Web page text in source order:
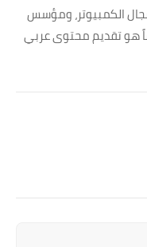
عـام في مجال الكمبيوتر، ومؤسس
هو تقديم محتوى عربي